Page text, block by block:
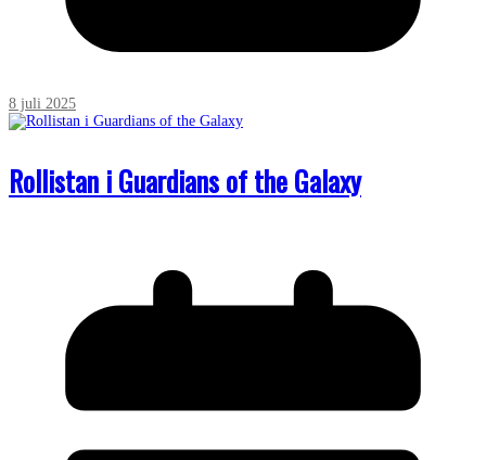
8 juli 2025
Rollistan i Guardians of the Galaxy